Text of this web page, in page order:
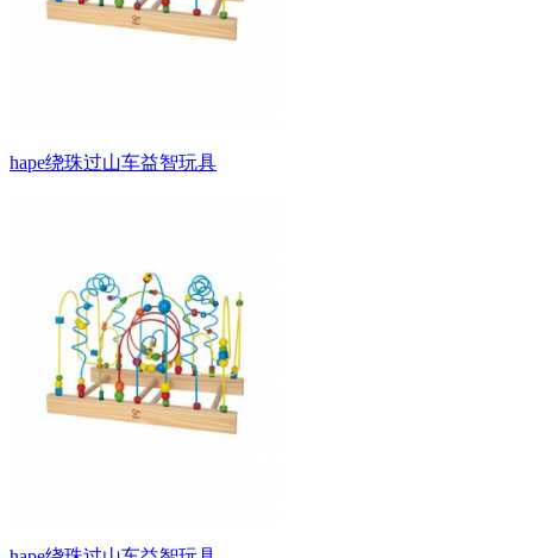
hape绕珠过山车益智玩具